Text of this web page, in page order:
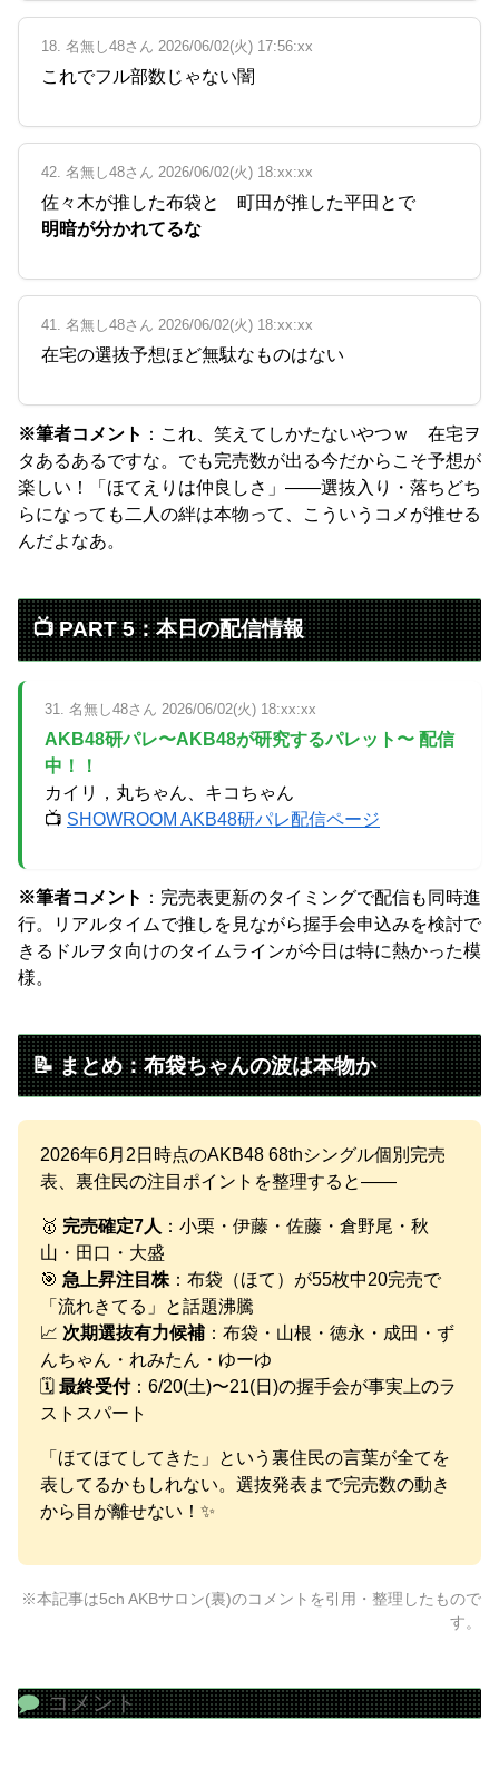
18. 名無し48さん 2026/06/02(火) 17:56:xx
これでフル部数じゃない闇
42. 名無し48さん 2026/06/02(火) 18:xx:xx
佐々木が推した布袋と 町田が推した平田とで
明暗が分かれてるな
41. 名無し48さん 2026/06/02(火) 18:xx:xx
在宅の選抜予想ほど無駄なものはない
※筆者コメント ：これ、笑えてしかたないやつｗ 在宅ヲ
タあるあるですな。でも完売数が出る今だからこそ予想が
楽しい！「ほてえりは仲良しさ」——選抜入り・落ちどち
らになっても二人の絆は本物って、こういうコメが推せる
んだよなあ。
📺 PART 5：本日の配信情報
31. 名無し48さん 2026/06/02(火) 18:xx:xx
AKB48研パレ〜AKB48が研究するパレット〜 配信
中！！
カイリ，丸ちゃん、キコちゃん
📺 SHOWROOM AKB48研パレ配信ページ
※筆者コメント ：完売表更新のタイミングで配信も同時進
行。リアルタイムで推しを見ながら握手会申込みを検討で
きるドルヲタ向けのタイムラインが今日は特に熱かった模
様。
📝 まとめ：布袋ちゃんの波は本物か
2026年6月2日時点のAKB48 68thシングル個別完売
表、裏住民の注目ポイントを整理すると——
🥇 完売確定7人 ：小栗・伊藤・佐藤・倉野尾・秋
山・田口・大盛
🎯 急上昇注目株 ：布袋（ほて）が55枚中20完売で
「流れきてる」と話題沸騰
📈 次期選抜有力候補 ：布袋・山根・徳永・成田・ず
んちゃん・れみたん・ゆーゆ
🗓️ 最終受付：6/20(土)〜21(日)の握手会が事実上のラ
ストスパート
「ほてほてしてきた」という裏住民の言葉が全てを
表してるかもしれない。選抜発表まで完売数の動き
から目が離せない！✨
※本記事は5ch AKBサロン(裏)のコメントを引用・整理したもので
す。
コメント